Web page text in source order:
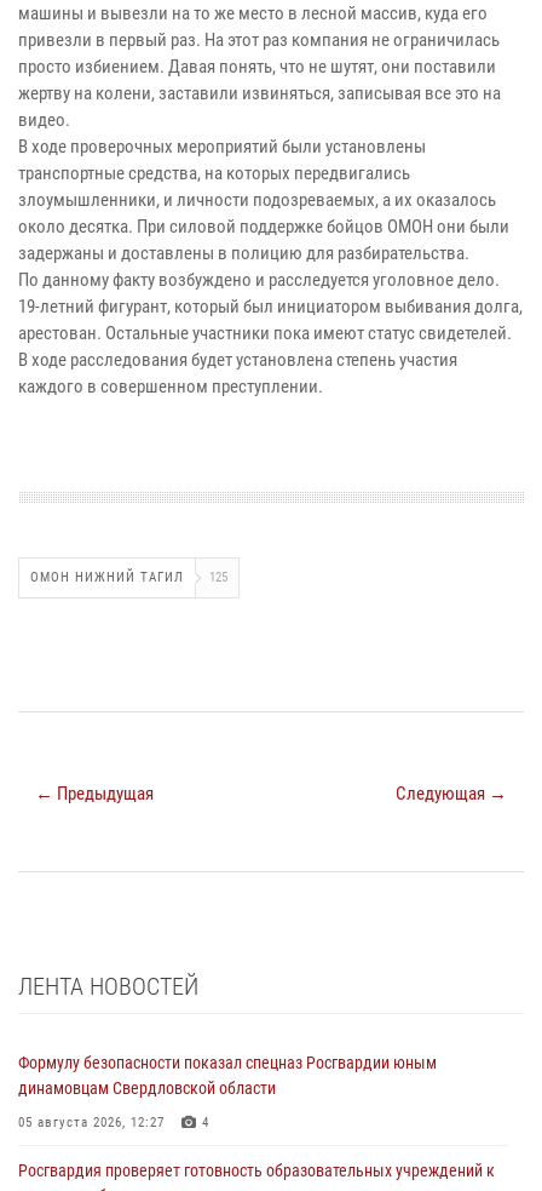
машины и вывезли на то же место в лесной массив, куда его
привезли в первый раз. На этот раз компания не ограничилась
просто избиением. Давая понять, что не шутят, они поставили
жертву на колени, заставили извиняться, записывая все это на
видео.
В ходе проверочных мероприятий были установлены
транспортные средства, на которых передвигались
злоумышленники, и личности подозреваемых, а их оказалось
около десятка. При силовой поддержке бойцов ОМОН они были
задержаны и доставлены в полицию для разбирательства.
По данному факту возбуждено и расследуется уголовное дело.
19-летний фигурант, который был инициатором выбивания долга,
арестован. Остальные участники пока имеют статус свидетелей.
В ходе расследования будет установлена степень участия
каждого в совершенном преступлении.
ОМОН НИЖНИЙ ТАГИЛ 125
← Предыдущая Следующая →
ЛЕНТА НОВОСТЕЙ
Формулу безопасности показал спецназ Росгвардии юным
динамовцам Свердловской области
05 августа 2026, 12:27 4
Росгвардия проверяет готовность образовательных учреждений к